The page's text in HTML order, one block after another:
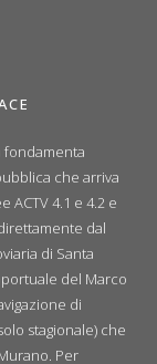
fondamenta
che arriva
ACTV 4.1 e 4.2 e
dal
di Santa
del Marco
di
stagionale) che
Per